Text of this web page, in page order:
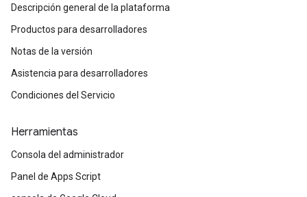
Descripción general de la plataforma
Productos para desarrolladores
Notas de la versión
Asistencia para desarrolladores
Condiciones del Servicio
Herramientas
Consola del administrador
Panel de Apps Script